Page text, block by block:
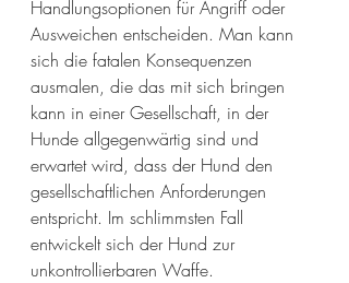
Handlungsoptionen für Angriff oder
Ausweichen entscheiden. Man kann
sich die fatalen Konsequenzen
ausmalen, die das mit sich bringen
kann in einer Gesellschaft, in der
Hunde allgegenwärtig sind und
erwartet wird, dass der Hund den
gesellschaftlichen Anforderungen
entspricht. Im schlimmsten Fall
entwickelt sich der Hund zur
unkontrollierbaren Waffe.